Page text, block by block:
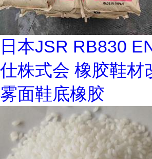
日本JSR RB830
仕株式会 橡胶鞋材
雾面鞋底橡胶